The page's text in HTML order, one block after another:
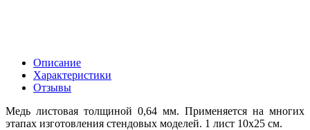
Описание
Характеристики
Отзывы
Медь листовая толщиной 0,64 мм. Применяется на многих
этапах изготовления стендовых моделей. 1 лист 10х25 см.